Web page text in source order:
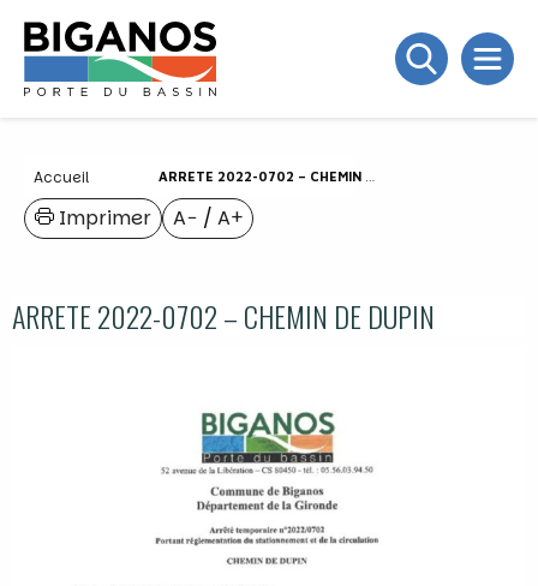
Accueil ARRETE 2022-0702 – CHEMIN DE DUPIN
A− / A+
Imprimer
ARRETE 2022-0702 – CHEMIN DE DUPIN